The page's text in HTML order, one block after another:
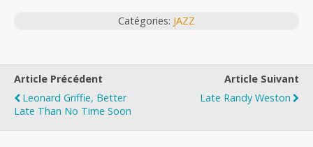
Catégories: JAZZ
Article Précédent
Leonard Griffie, Better
Late Than No Time Soon
Article Suivant
Late Randy Weston